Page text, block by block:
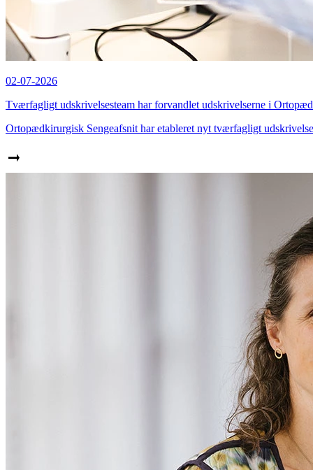
02-07-2026
Tværfagligt udskrivelsesteam har forvandlet udskrivelserne i
Ortopædkirurgisk Sengeafsnit har etableret nyt tværfagligt